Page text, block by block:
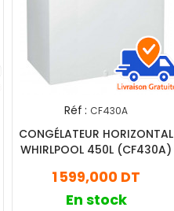
Réf : CF430A
CONGÉLATEUR HORIZONTAL
WHIRLPOOL 450L (CF430A)
1 599,000 DT
En stock